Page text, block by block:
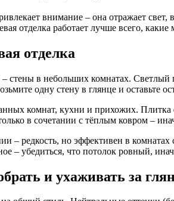
внимание – она отражает
отделка работает лучше всего,
отделка
стены в небольших комнатах. Светлый
одну стену в глянце и оставьте
комнат, кухни и прихожих. Плитка
в сочетании с тёплым ковром –
– редкость, но эффективен в
– убедиться, что потолок ровный,
и ухаживать за